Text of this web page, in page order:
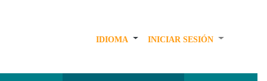
IDIOMA INICIAR SESIÓN